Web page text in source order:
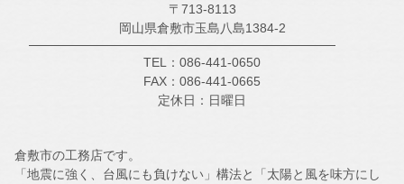
〒713-8113
岡山県倉敷市玉島八島1384-2
TEL：086-441-0650
FAX：086-441-0665
定休日：日曜日
倉敷市の工務店です。
「地震に強く、台風にも負けない」構法と「太陽と風を味方にし